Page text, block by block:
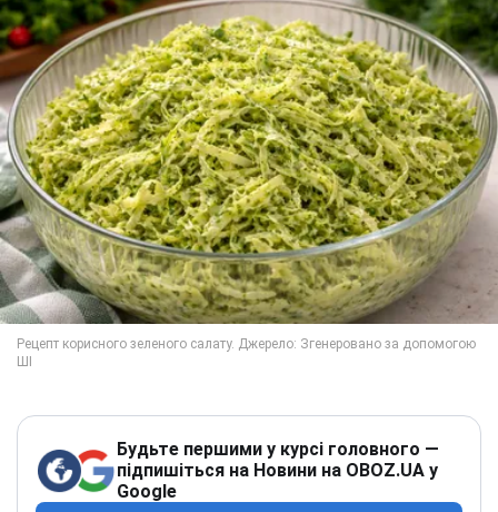
Будьте першими у курсі головного —
підпишіться на Новини на OBOZ.UA у
Google